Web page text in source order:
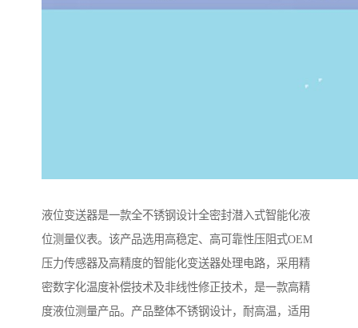
液位变送器是一款全不锈钢设计全密封潜入式智能化液
位测量仪表。该产品选用高稳定、高可靠性压阻式OEM
压力传感器及高精度的智能化变送器处理电路，采用精
密数字化温度补偿技术及非线性修正技术，是一款高精
度液位测量产品。产品整体不锈钢设计，耐高温，适用